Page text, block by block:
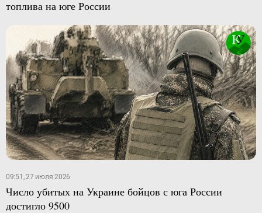
топлива на юге России
09:51, 27 июля 2026
Число убитых на Украине бойцов с юга России
достигло 9500